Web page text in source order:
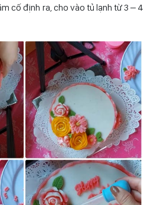
cố định ra, cho vào tủ lạnh từ 3 – 4